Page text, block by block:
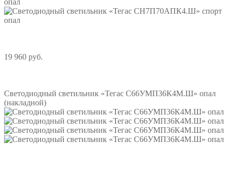
19 960 руб.
Светодиодный светильник «Тегас С66УМП36К4М.Ш» опал
(накладной)